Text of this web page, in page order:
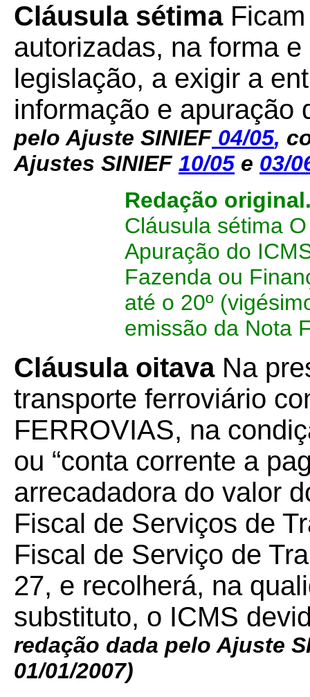
Cláusula sétimaFicam
autorizadas, na forma
legislação, a exigir a
informação e apuração
pelo Ajuste SINIEF 04/05,
Ajustes SINIEF 10/05 e 03/
Redação
Cláusula sétima
Apuração do
Fazenda ou
até o 20º
emissão da Nota
Cláusula oitavaNa
transporte ferroviário
FERROVIAS, na
ou “conta corrente a
arrecadadora do valor
Fiscal de Serviços de
Fiscal de Serviço de
27, e recolherá, na
substituto, o ICMS
redação dada pelo Ajuste
01/01/2007)